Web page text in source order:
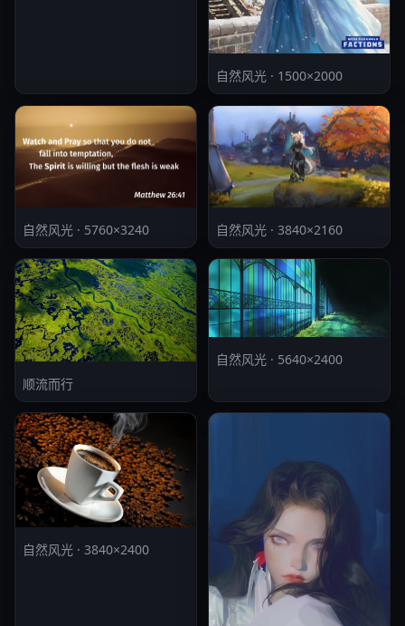
自然风光 · 1500×2000
自然风光 · 5760×3240 自然风光 · 3840×2160
顺流而行
自然风光 · 5640×2400
自然风光 · 3840×2400